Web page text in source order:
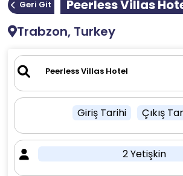
Geri Git
Peerless Villas
Trabzon, Turkey
Giriş Tarihi Çıkış
2 Yetişkin